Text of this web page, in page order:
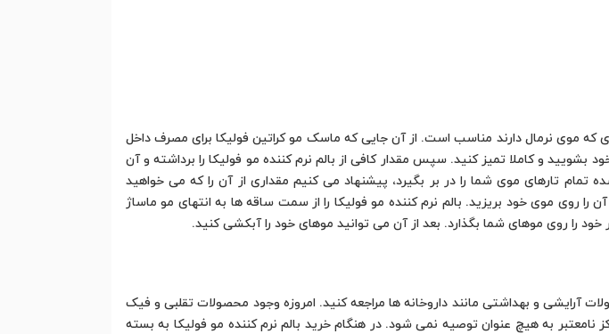
که موی نرمال دارند مناسب است. از آن جایی که ماسک مو کراتین فولیکا برای مصرف داخل
و کاملا تمیز کنید. سپس مقدار کافی از بالم نرم کننده مو فولیکا را برداشته و آن
تارهای موی شما را در بر بگیرد، پیشنهاد می کنیم مقداری از آن را که می خواهید
موی خود بریزید. بالم نرم کننده مو فولیکا را از سمت ساقه ها به انتهای مو ماساژ
آرایشی و بهداشتی مانند داروخانه ها مراجعه کنید. امروزه وجود محصولات تقلبی و فیک
نامعتبر به هیچ عنوان توصیه نمی شود. در هنگام خرید بالم نرم کننده مو فولیکا به بسته